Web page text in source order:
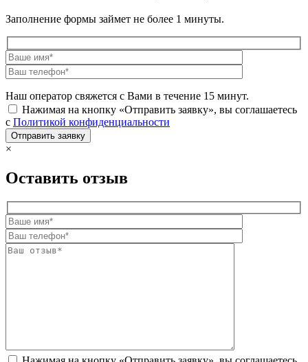
Заполнение формы займет не более 1 минуты.
Наш оператор свяжется с Вами в течение 15 минут.
Нажимая на кнопку «Отправить заявку», вы соглашаетесь
с Политикой конфиденциальности
×
Оставить отзыв